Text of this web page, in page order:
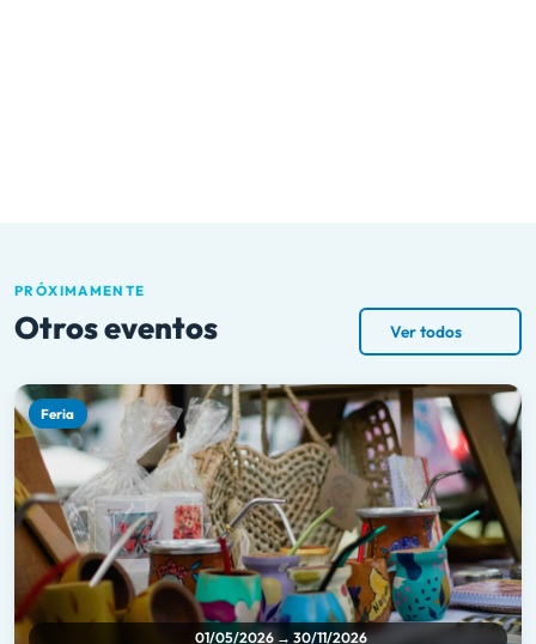
PRÓXIMAMENTE
Otros eventos Ver todos
Feria
01/05/2026 → 30/11/2026